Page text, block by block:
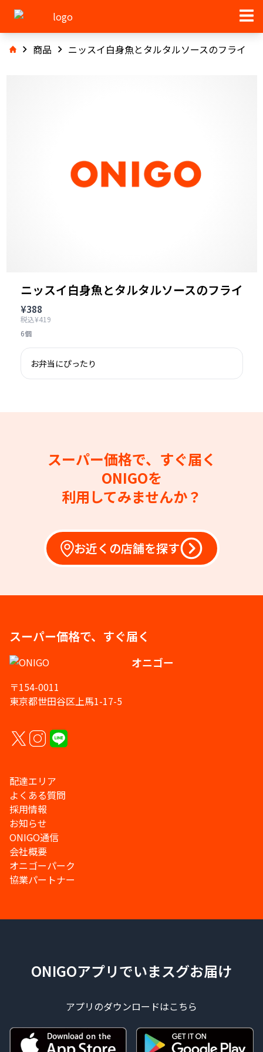
商品 ニッスイ白身魚とタルタルソースのフライ
ニッスイ白身魚とタルタルソースのフライ
¥388
税込¥419
6個
お弁当にぴったり
スーパー価格で、すぐ届く
ONIGOを
利用してみませんか？
お近くの店舗を探す
スーパー価格で、すぐ届く
オニゴー
〒154-0011
東京都世田谷区上馬1-17-5
配達エリア
よくある質問
採用情報
お知らせ
ONIGO通信
会社概要
オニゴーパーク
協業パートナー
ONIGOアプリでいまスグお届け
アプリのダウンロードはこちら